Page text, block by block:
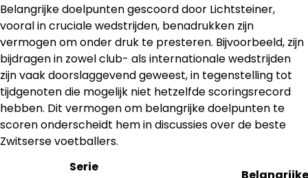
Belangrijke doelpunten gescoord door Lichtsteiner,
vooral in cruciale wedstrijden, benadrukken zijn
vermogen om onder druk te presteren. Bijvoorbeeld, zijn
bijdragen in zowel club- als internationale wedstrijden
zijn vaak doorslaggevend geweest, in tegenstelling tot
tijdgenoten die mogelijk niet hetzelfde scoringsrecord
hebben. Dit vermogen om belangrijke doelpunten te
scoren onderscheidt hem in discussies over de beste
Zwitserse voetballers.
Serie
Belangrijke